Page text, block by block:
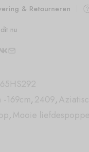
& Retourneren
nu
-169cm,2409,
,Mooie